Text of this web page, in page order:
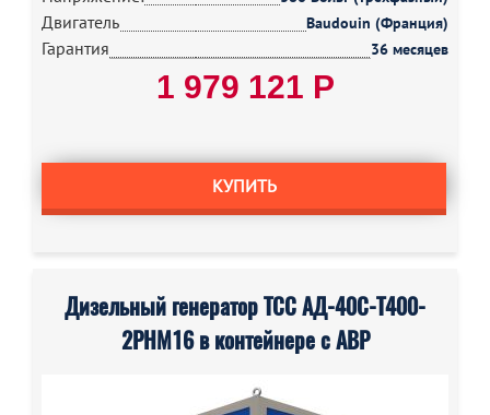
Двигатель Baudouin (Франция)
Гарантия 36 месяцев
1 979 121 Р
КУПИТЬ
Дизельный генератор ТСС АД-40С-Т400-
2РНМ16 в контейнере с АВР